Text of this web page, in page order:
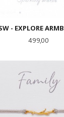
- EXPLORE
Pris
499,00